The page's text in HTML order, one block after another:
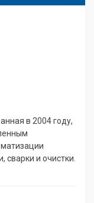
в 2004 году,
сварки и очистки.